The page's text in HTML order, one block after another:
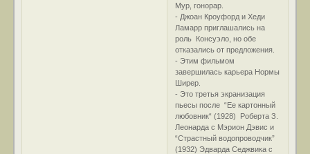
Мур, гонорар.
- Джоан Кроуфорд и Хеди
Ламарр приглашались на
роль Консуэло, но обе
отказались от предложения.
- Этим фильмом
завершилась карьера Нормы
Ширер.
- Это третья экранизация
пьесы после “Ее картонный
любовник“ (1928) Роберта З.
Леонарда с Мэрион Дэвис и
“Страстный водопроводчик”
(1932) Эдварда Седжвика с